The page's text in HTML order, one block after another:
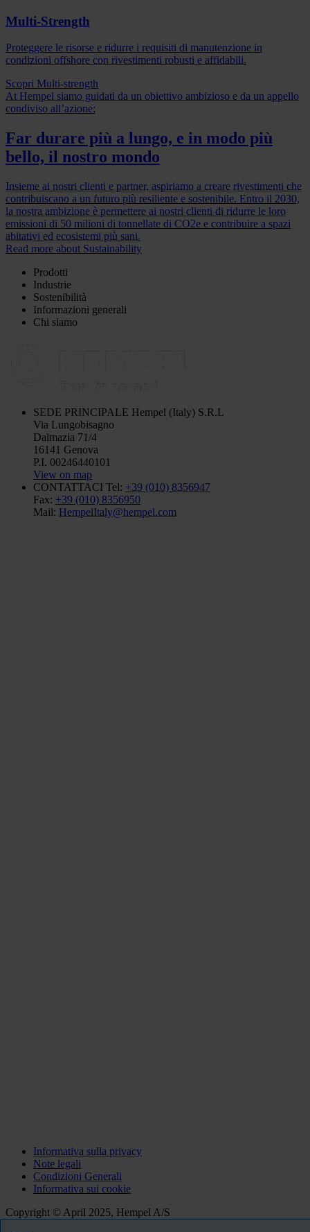
Multi-Strength
Proteggere le risorse e ridurre i requisiti di manutenzione in
condizioni offshore con rivestimenti robusti e affidabili.
Scopri Multi-strength
At Hempel siamo guidati da un obiettivo ambizioso e da un appello
condiviso all’azione:
Far durare più a lungo, e in modo più
bello, il nostro mondo
Insieme ai nostri clienti e partner, aspiriamo a creare rivestimenti che
contribuiscano a un futuro più resiliente e sostenibile. Entro il 2030,
la nostra ambizione è permettere ai nostri clienti di ridurre le loro
emissioni di 50 milioni di tonnellate di CO2e e contribuire a spazi
abitativi ed ecosistemi più sani.
Read more about Sustainability
Prodotti
Industrie
Sostenibilità
Informazioni generali
Chi siamo
SEDE PRINCIPALE Hempel (Italy) S.R.L
Via Lungobisagno
Dalmazia 71/4
16141 Genova
P.I. 00246440101
View on map
CONTATTACI Tel: +39 (010) 8356947
Fax: +39 (010) 8356950
Mail: HempelItaly@hempel.com
Informativa sulla privacy
Note legali
Condizioni Generali
Informativa sui cookie
Copyright © April 2025, Hempel A/S